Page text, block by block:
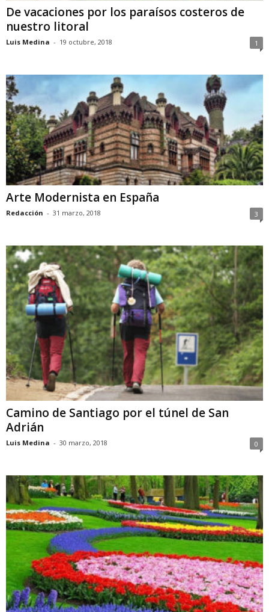
De vacaciones por los paraísos costeros de
nuestro litoral
Luis Medina - 19 octubre, 2018 1
Arte Modernista en España
Redacción - 31 marzo, 2018 3
Camino de Santiago por el túnel de San
Adrián
Luis Medina - 30 marzo, 2018 0